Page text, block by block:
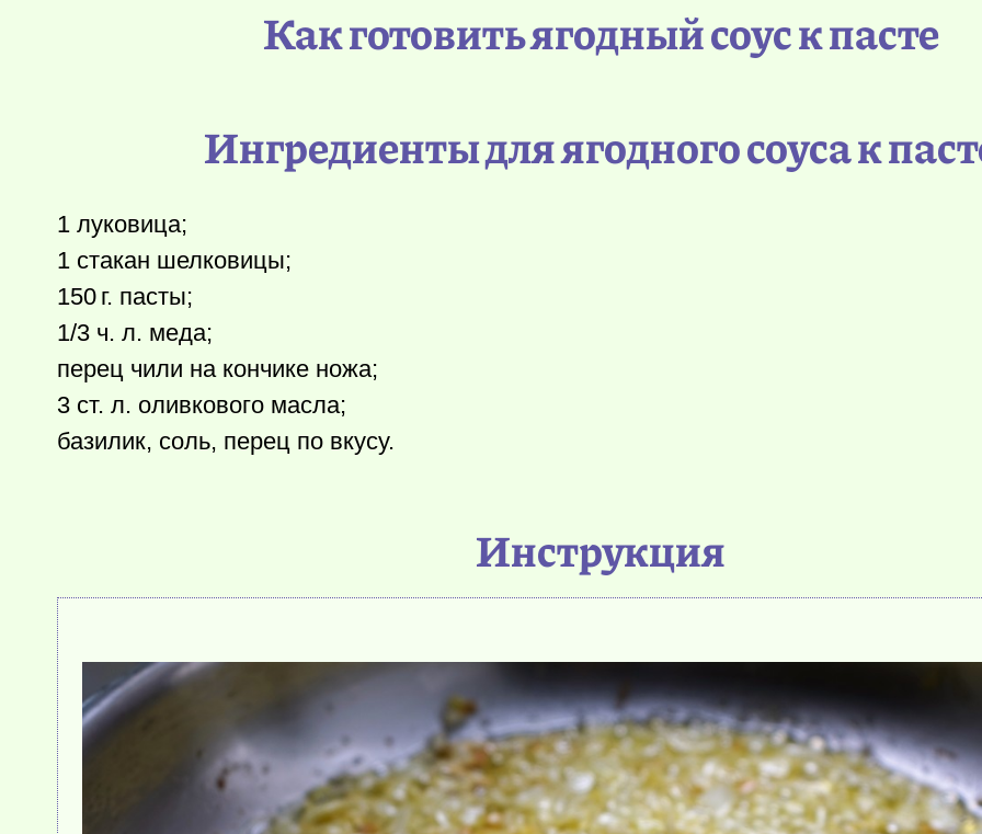
Как готовить ягодный соус к пасте
Ингредиенты для ягодного соуса к
1 луковица;
1 стакан шелковицы;
150 г. пасты;
1/3 ч. л. меда;
перец чили на кончике ножа;
3 ст. л. оливкового масла;
базилик, соль, перец по вкусу.
Инструкция